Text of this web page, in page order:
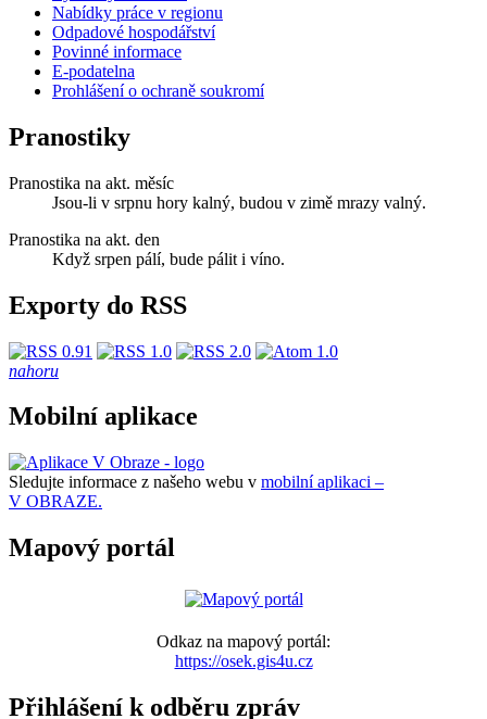
Nabídky práce v regionu
Odpadové hospodářství
Povinné informace
E-podatelna
Prohlášení o ochraně soukromí
Pranostiky
Pranostika na akt. měsíc
Jsou-li v srpnu hory kalný, budou v zimě mrazy valný.
Pranostika na akt. den
Když srpen pálí, bude pálit i víno.
Exporty do RSS
nahoru
Mobilní aplikace
Sledujte informace z našeho webu v mobilní aplikaci –
V OBRAZE.
Mapový portál
Odkaz na mapový portál:
https://osek.gis4u.cz
Přihlášení k odběru zpráv